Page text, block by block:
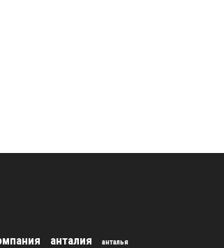
анталия анталья